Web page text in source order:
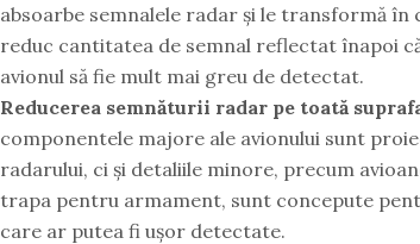
absoarbe semnalele radar și le transformă în
reduc cantitatea de semnal reflectat înapoi
avionul să fie mult mai greu de detectat.
Reducerea semnăturii radar pe toată
componentele majore ale avionului sunt
radarului, ci și detaliile minore, precum
trapa pentru armament, sunt concepute
care ar putea fi ușor detectate.